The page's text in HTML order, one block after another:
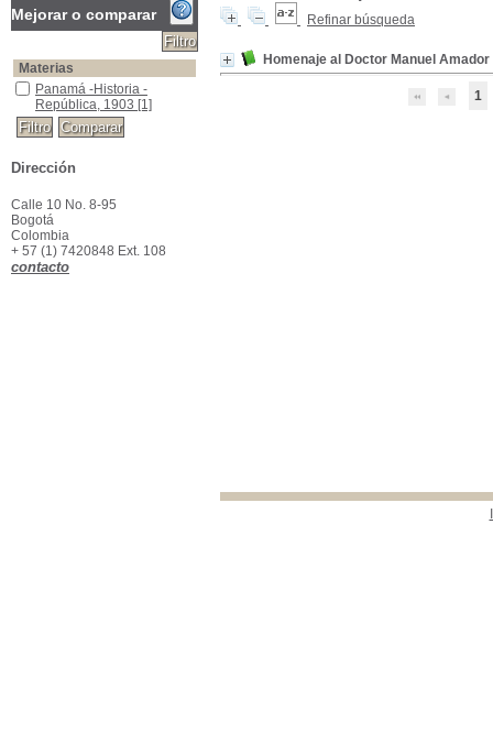
Refinar búsqueda
Homenaje al Doctor Manuel
1
Mejorar o comparar
Materias
Panamá -Historia -República, 1903
Panamá -Historia -
República, 1903 [1]
Dirección
Calle 10 No. 8-95
Bogotá
Colombia
+ 57 (1) 7420848 Ext. 108
contacto